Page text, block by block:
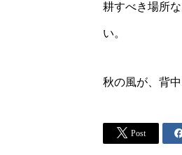
耕すべき場所
い。
秋の風が、背
 Post